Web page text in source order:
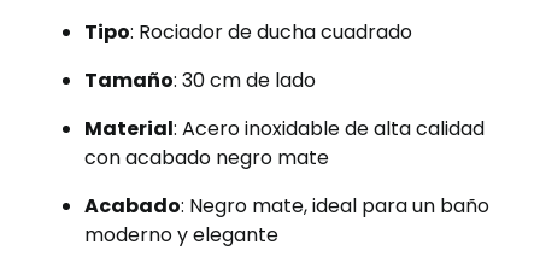
Tipo: Rociador de ducha cuadrado
Tamaño: 30 cm de lado
Material: Acero inoxidable de alta calidad
con acabado negro mate
Acabado: Negro mate, ideal para un baño
moderno y elegante